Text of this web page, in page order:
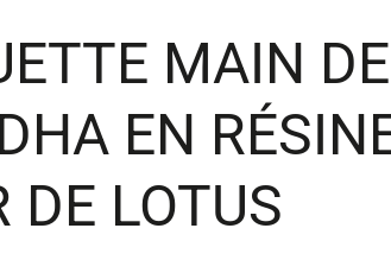
MAIN DE
EN
DE LOTUS